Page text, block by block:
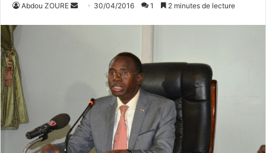
Abdou ZOURE
n
c
o
30/04/2016 1 2 minutes de lecture